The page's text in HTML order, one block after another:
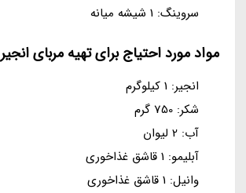
سروینگ: 1 شیشه میانه
مواد مورد احتیاج برای تهیه مربای انجیر
انجیر: 1 کیلوگرم
شکر: 750 گرم
آب: 2 لیوان
آبلیمو: 1 قاشق غذاخوری
وانیل: 1 قاشق غذاخوری